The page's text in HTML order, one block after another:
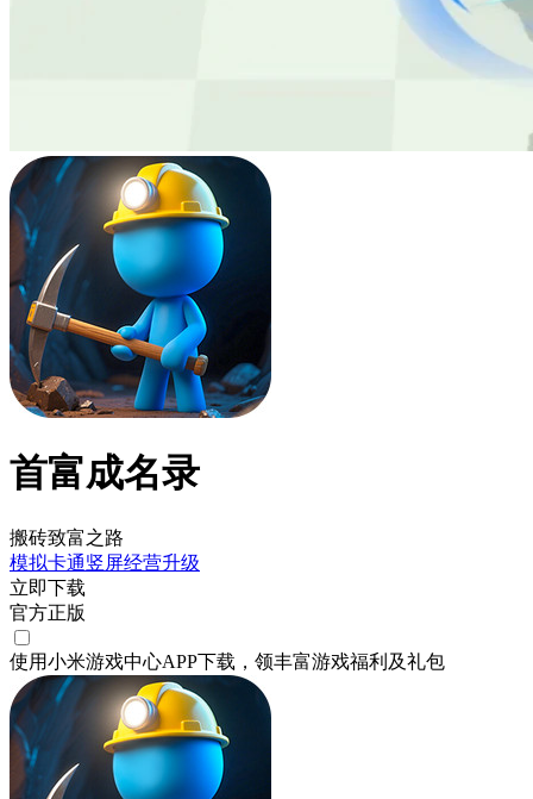
首富成名录
搬砖致富之路
模拟卡通竖屏经营升级
立即下载
官方正版
使用小米游戏中心APP下载 ，领丰富游戏福利 及礼包